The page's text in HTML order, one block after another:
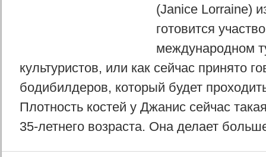
(Janice Lorraine)
готовится
международном
культуристов, или как сейчас принято
бодибилдеров, который будет
Плотность костей у Джанис сейчас
35-летнего возраста. Она делает